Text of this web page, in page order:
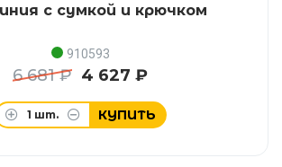
с сумкой и крючком
910593
6 681 ₽ 4 627 ₽
1 шт. КУПИТЬ